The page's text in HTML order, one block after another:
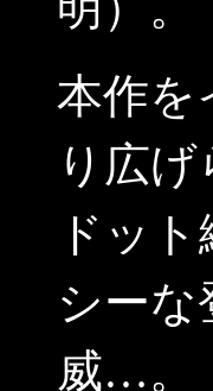
本作を
り広
ドッ
シー
威…。